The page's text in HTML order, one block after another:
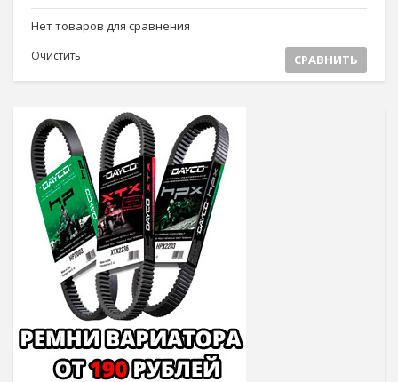
Нет товаров для сравнения
Очистить СРАВНИТЬ